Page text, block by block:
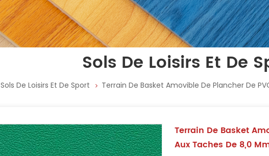
Sols De Loisirs Et De
Sols De Loisirs Et De Sport Terrain De Basket Amovible De Plancher De
Terrain De Basket
Aux Taches De 8,0